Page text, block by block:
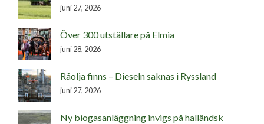
juni 27, 2026
Över 300 utställare på Elmia
juni 28, 2026
Råolja finns – Dieseln saknas i Ryssland
juni 27, 2026
Ny biogasanläggning invigs på halländsk